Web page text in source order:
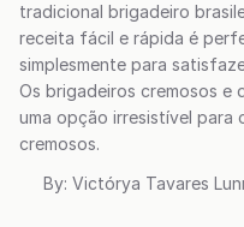
tradicional brigadeiro
receita fácil e rápida é
simplesmente para
Os brigadeiros cremosos e
uma opção irresistível para
cremosos.
By: Victórya Tavares